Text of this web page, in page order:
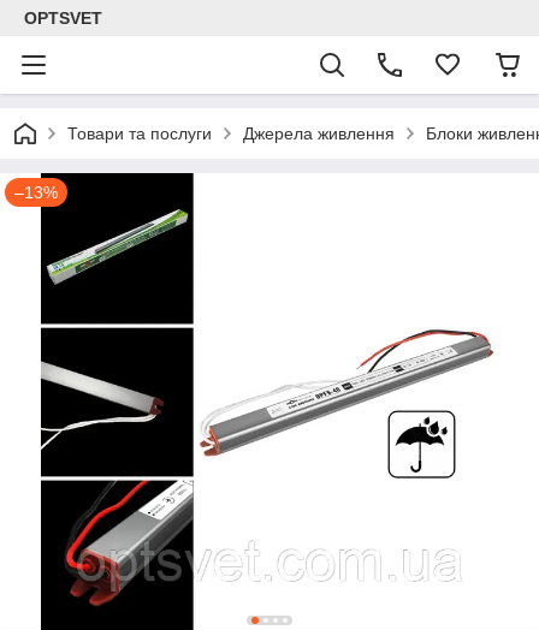
OPTSVET
Товари та послуги Джерела живлення Блоки
–13%